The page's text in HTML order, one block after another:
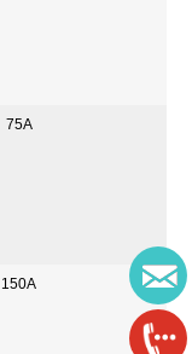
75A
150A